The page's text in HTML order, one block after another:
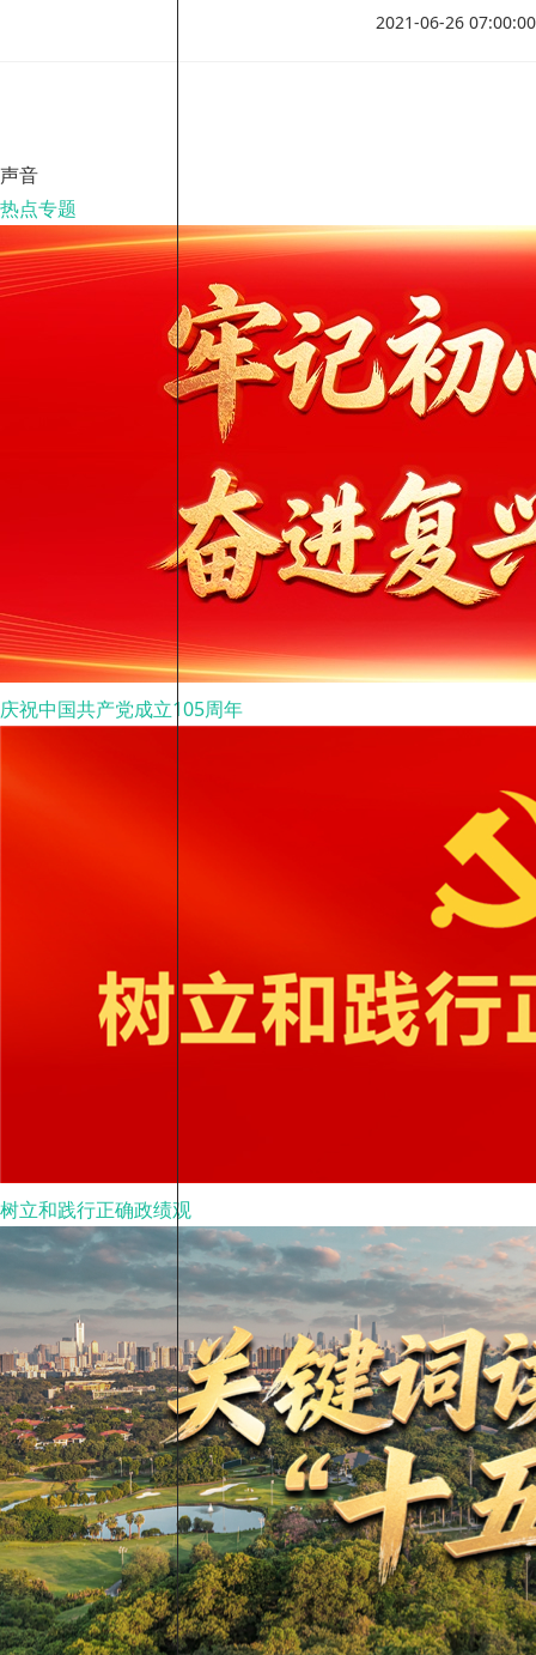
2021-06-26 07:00:00
声音
热点专题
庆祝中国共产党成立105周年
树立和践行正确政绩观